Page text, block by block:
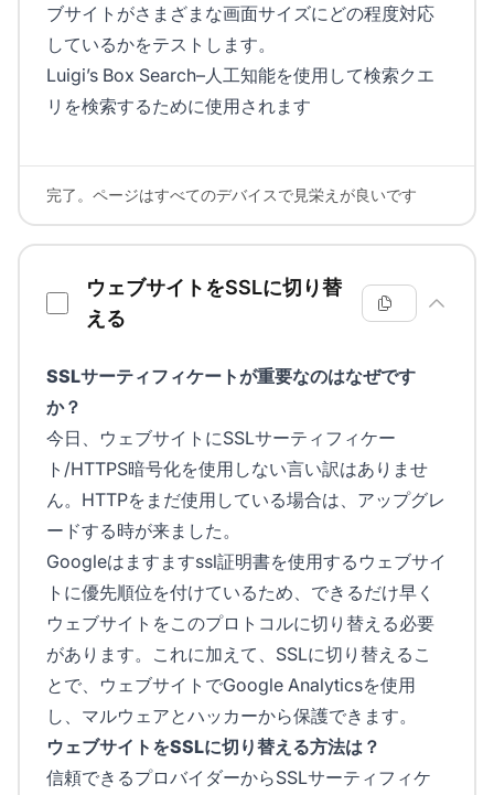
ブサイトがさまざまな画面サイズにどの程度対応
しているかをテストします。
Luigi’s Box Search–人工知能を使用して検索クエ
リを検索するために使用されます
完了。ページはすべてのデバイスで見栄えが良いです
ウェブサイトをSSLに切り替
える
SSLサーティフィケートが重要なのはなぜです
か？
今日、ウェブサイトにSSLサーティフィケー
ト/HTTPS暗号化を使用しない言い訳はありませ
ん。HTTPをまだ使用している場合は、アップグレ
ードする時が来ました。
Googleはますますssl証明書を使用するウェブサイ
トに優先順位を付けているため、できるだけ早く
ウェブサイトをこのプロトコルに切り替える必要
があります。これに加えて、SSLに切り替えるこ
とで、ウェブサイトでGoogle Analyticsを使用
し、マルウェアとハッカーから保護できます。
ウェブサイトをSSLに切り替える方法は？
信頼できるプロバイダーからSSLサーティフィケ